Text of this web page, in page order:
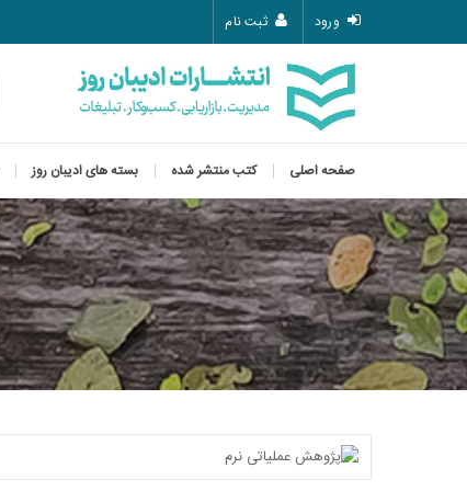
ورود ثبت نام
صفحه اصلی کتب منتشر شده بسته های ادیبان روز